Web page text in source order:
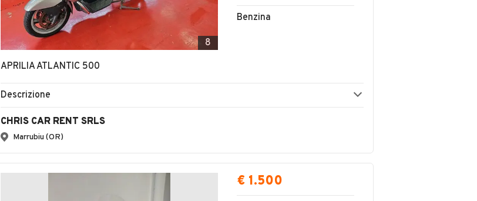
8
APRILIA ATLANTIC 500
Benzina
Descrizione
CHRIS CAR RENT SRLS
Marrubiu (OR)
€ 1.500